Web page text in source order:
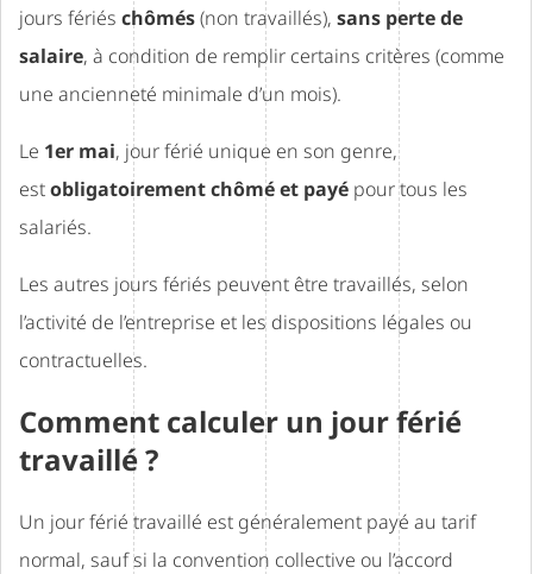
jours fériés chômés(non travaillés), sans perte de
salaire, à condition de remplir certains critères (comme
une ancienneté minimale d’un mois).
Le 1er mai, jour férié unique en son genre,
estobligatoirement chômé et payé pour tous les
salariés.
Les autres jours fériés peuvent être travaillés, selon
l’activité de l’entreprise et les dispositions légales ou
contractuelles.
Comment calculer un jour férié
travaillé ?
Un jour férié travaillé est généralement payé au tarif
normal, sauf si la convention collective ou l’accord